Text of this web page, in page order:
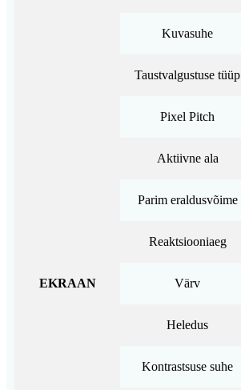
EKRAAN
Kuvasuhe
Taustvalgustuse tüüp
Pixel Pitch
Aktiivne ala
Parim eraldusvõime
Reaktsiooniaeg
Värv
Heledus
Kontrastsuse suhe